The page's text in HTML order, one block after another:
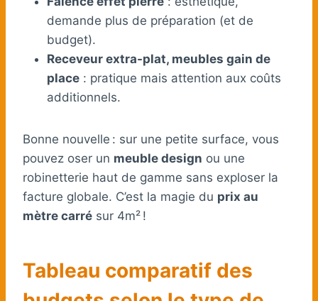
demande plus de préparation (et de
budget).
Receveur extra-plat, meubles gain de
place : pratique mais attention aux coûts
additionnels.
Bonne nouvelle : sur une petite surface, vous
pouvez oser un meuble design ou une
robinetterie haut de gamme sans exploser la
facture globale. C’est la magie du prix au
mètre carré sur 4m² !
Tableau comparatif des